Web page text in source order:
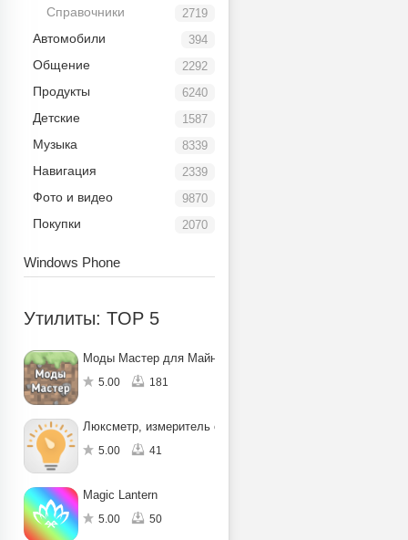
2719
Справочники
394
Автомобили
2292
Общение
6240
Продукты
1587
Детские
8339
Музыка
2339
Навигация
9870
Фото и видео
2070
Покупки
Windows Phone
Утилиты: TOP 5
Моды Мастер для Майнкрафт ПЕ
5.00 181
Люксметр, измеритель освещенности
5.00 41
Magic Lantern
5.00 50